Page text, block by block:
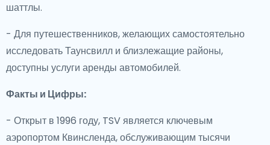
шаттлы.
- Для путешественников, желающих самостоятельно
исследовать Таунсвилл и близлежащие районы,
доступны услуги аренды автомобилей.
Факты и Цифры:
- Открыт в 1996 году, TSV является ключевым
аэропортом Квинсленда, обслуживающим тысячи